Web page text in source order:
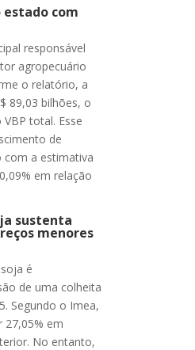
estado com
responsável
agropecuário
o relatório, a
89,03 bilhões, o
total. Esse
de
com a estimativa
em relação
sustenta
menores
é
de uma colheita
Segundo o Imea,
27,05% em
No entanto,